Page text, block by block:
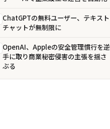
ChatGPTの無料ユーザー、テキスト
チャットが無制限に
OpenAI、Appleの安全管理慣行を逆
手に取り商業秘密侵害の主張を揺さ
ぶる